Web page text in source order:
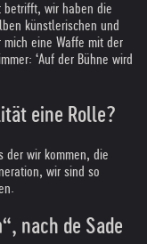
betrifft, wir haben die
künstlerischen und
mich eine Waffe mit der
‘Auf der Bühne wird
eine Rolle?
der wir kommen, die
wir sind so
nach de Sade